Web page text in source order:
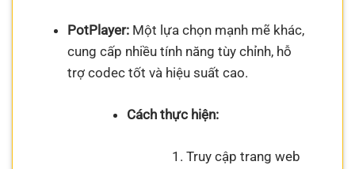
PotPlayer:Một lựa chọn mạnh mẽ khác,
cung cấp nhiều tính năng tùy chỉnh, hỗ
trợ codec tốt và hiệu suất cao.
Cách thực hiện:
Truy cập trang web